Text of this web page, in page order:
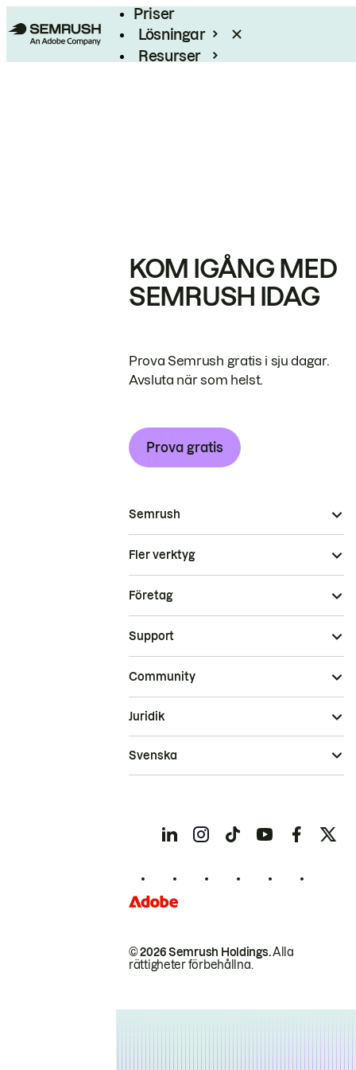
Priser
Lösningar
Resurser
KOM IGÅNG MED
SEMRUSH IDAG
Prova Semrush gratis i sju dagar.
Avsluta när som helst.
Prova gratis
Semrush
Fler verktyg
Företag
Support
Community
© 2026 Semrush Holdings.Alla
rättigheter förbehållna.
Juridik
Svenska